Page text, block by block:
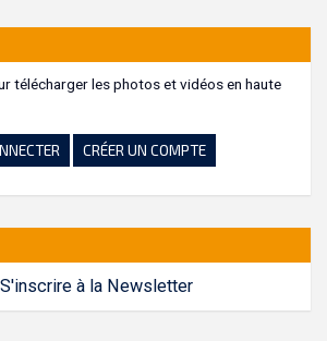
télécharger les photos et vidéos en haute
CRÉER UN COMPTE
S'inscrire à la Newsletter